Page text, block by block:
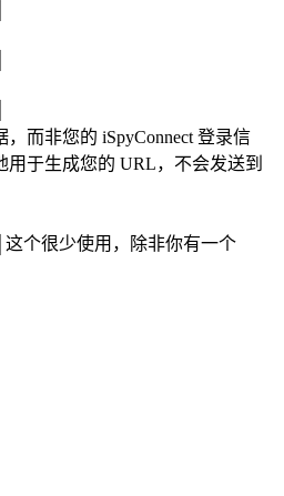
而非您的 iSpyConnect 登录信
于生成您的 URL，不会发送到
这个很少使用，除非你有一个